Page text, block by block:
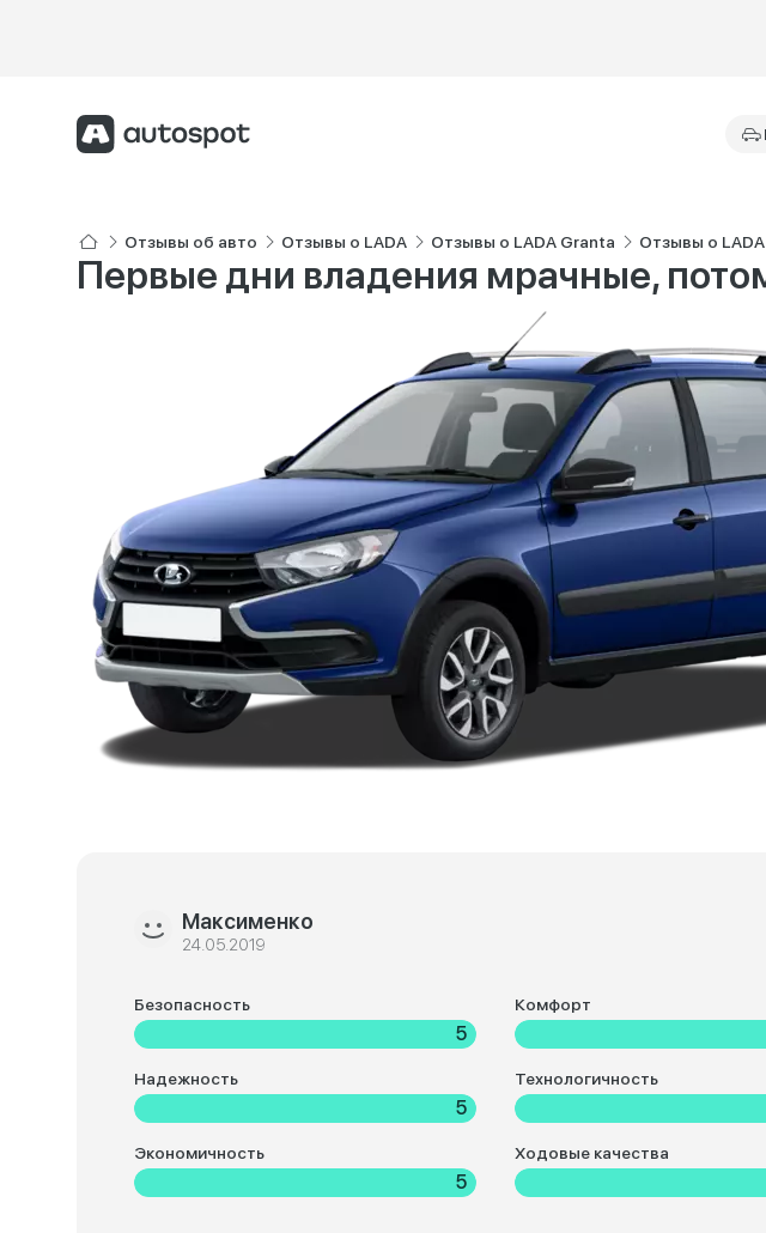
Отзывы об авто Отзывы о LADA Отзывы о LADA Granta Отзывы о LADA
Первые дни владения мрачные,
Максименко
24.05.2019
Безопасность
5
Комфорт
Надежность
5
Технологичность
Экономичность
5
Ходовые качества